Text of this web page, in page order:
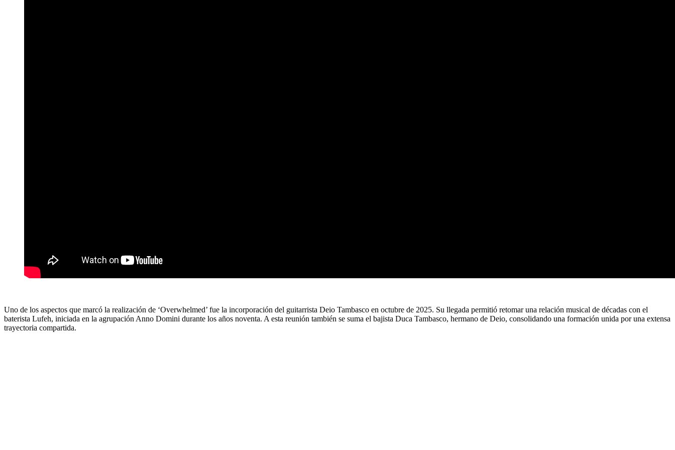
Uno de los aspectos que marcó la realización de ‘Overwhelmed’ fue la incorporación del guitarrista Deio Tambasco en octubre de 2025. Su llegada permitió retomar una relación musical de décadas con el
baterista Lufeh, iniciada en la agrupación Anno Domini durante los años noventa. A esta reunión también se suma el bajista Duca Tambasco, hermano de Deio, consolidando una formación unida por una extensa
trayectoria compartida.